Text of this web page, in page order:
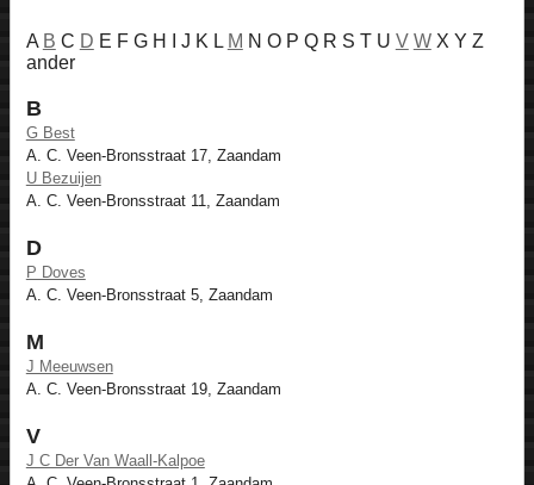
A B C D E F G H I J K L M N O P Q R S T U V WX Y Z
ander
B
G Best
A. C. Veen-Bronsstraat 17, Zaandam
U Bezuijen
A. C. Veen-Bronsstraat 11, Zaandam
D
P Doves
A. C. Veen-Bronsstraat 5, Zaandam
M
J Meeuwsen
A. C. Veen-Bronsstraat 19, Zaandam
V
J C Der Van Waall-Kalpoe